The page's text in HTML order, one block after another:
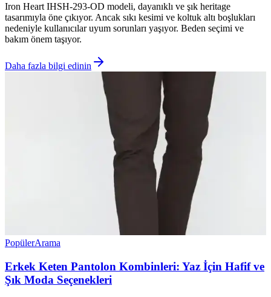
Iron Heart IHSH-293-OD modeli, dayanıklı ve şık heritage
tasarımıyla öne çıkıyor. Ancak sıkı kesimi ve koltuk altı boşlukları
nedeniyle kullanıcılar uyum sorunları yaşıyor. Beden seçimi ve
bakım önem taşıyor.
Daha fazla bilgi edinin
PopülerArama
Erkek Keten Pantolon Kombinleri: Yaz İçin Hafif ve
Şık Moda Seçenekleri